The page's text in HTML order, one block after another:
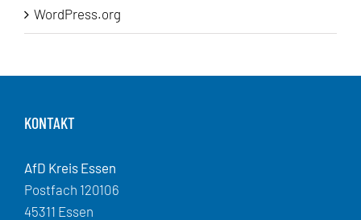
WordPress.org
KONTAKT
AfD Kreis Essen
Postfach 120106
45311 Essen